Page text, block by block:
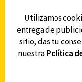
Utilizamos
entrega de
sitio, das tu
nuestraPolítica